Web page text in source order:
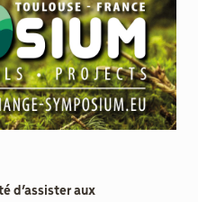
d’assister aux